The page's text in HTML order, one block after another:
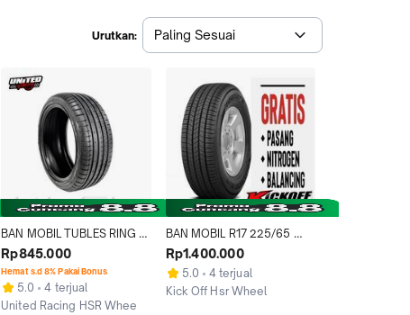
Urutkan: Paling Sesuai
BAN MOBIL TUBLES RING 17
ACCELERA 205 50 R17 PHI
MURAH BUKAN DUNLOP
Rp845.000
Hemat s.d 8% Pakai Bonus
5.0
4 terjual
United Racing HSR Wheel
BAN MOBIL R17 225/65
DUNLOP GRANTREX BAN
MOBIL 225 65 RING 17
Rp1.400.000
5.0
4 terjual
Kick Off Hsr Wheel